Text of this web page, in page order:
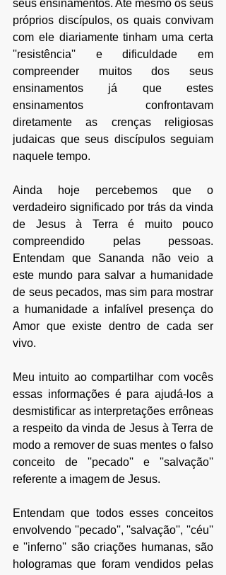
seus ensinamentos. Até mesmo os seus
próprios discípulos, os quais convivam
com ele diariamente tinham uma certa
''resistência'' e dificuldade em
compreender muitos dos seus
ensinamentos já que estes
ensinamentos confrontavam
diretamente as crenças religiosas
judaicas que seus discípulos seguiam
naquele tempo.
Ainda hoje percebemos que o
verdadeiro significado por trás da vinda
de Jesus à Terra é muito pouco
compreendido pelas pessoas.
Entendam que Sananda não veio a
este mundo para salvar a humanidade
de seus pecados, mas sim para mostrar
a humanidade a infalível presença do
Amor que existe dentro de cada ser
vivo.
Meu intuito ao compartilhar com vocês
essas informações é para ajudá-los a
desmistificar as interpretações errôneas
a respeito da vinda de Jesus à Terra de
modo a remover de suas mentes o falso
conceito de ''pecado'' e ''salvação''
referente a imagem de Jesus.
Entendam que todos esses conceitos
envolvendo ''pecado'', ''salvação'', ''céu''
e ''inferno'' são criações humanas, são
hologramas que foram vendidos pelas